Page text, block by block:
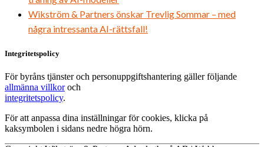
Wikström & Partners önskar Trevlig Sommar – med
några intressanta AI-rättsfall!
Integritetspolicy
För byråns tjänster och personuppgiftshantering gäller följande
allmänna villkoroch
integritetspolicy.
För att anpassa dina inställningar för cookies, klicka på
kaksymbolen i sidans nedre högra hörn.